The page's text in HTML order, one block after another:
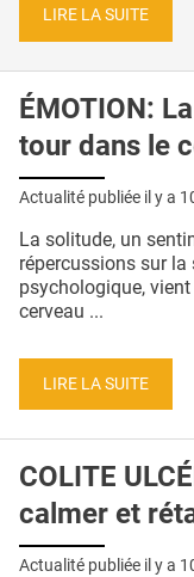
LIRE LA SUITE
ÉMOTION:
tour dans le
Actualité publiée il y a
La solitude, un
répercussions sur
psychologique,
cerveau ...
LIRE LA SUITE
COLITE
calmer et
Actualité publiée il y a